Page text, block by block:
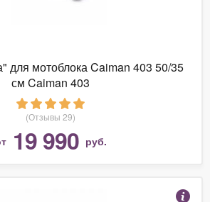
для мотоблока Caiman 403 50/35
см Caiman 403
(Отзывы 29)
19 990 руб.